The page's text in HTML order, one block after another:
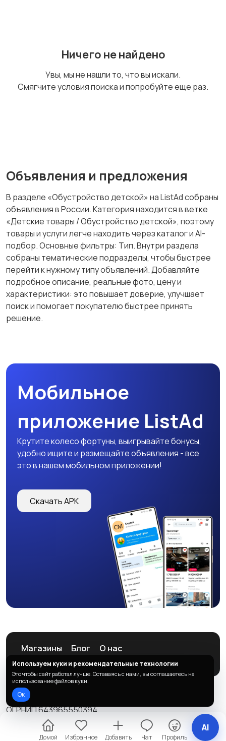
Ничего не найдено
Увы, мы не нашли то, что вы искали.
Смягчите условия поиска и попробуйте еще раз.
Объявления и предложения
В разделе «Обустройство детской» на ListAd собраны
объявления в России. Категория находится в ветке
«Детские товары / Обустройство детской», поэтому
товары и услуги легче находить через каталог и AI-
подбор. Основные фильтры: Тип. Внутри раздела
собраны тематические подразделы, чтобы быстрее
перейти к нужному типу объявлений. Добавляйте
подробное описание, реальные фото, цену и
характеристики: это повышает доверие, улучшает
поиск и помогает покупателю быстрее принять
решение.
Мобильное
приложение ListAd
Крутите колесо фортуны, выигрывайте бонусы,
удобно ищите и размещайте объявления - все
это в нашем мобильном приложении!
Скачать APK
Магазины Блог
О нас
Служба поддержки
© 2026 ListAd
ОГРНИП 643965550394
Правила сервиса
Политика конфиденциальности
Домой Избранное Добавить Чат Профиль
Используем куки и рекомендательные технологии
Это чтобы сайт работал лучше. Оставаясь с нами, вы соглашаетесь на
использование файлов куки.
Ок
AI